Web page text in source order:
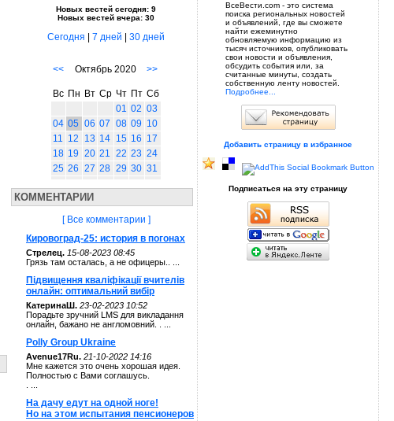
Новых вестей сегодня: 9
Новых вестей вчера: 30
Сегодня 7 дней 30 дней
<< Октябрь 2020 >>
Вс Пн Вт Ср Чт Пт Сб
01 02 03
04 05 06 07 08 09 10
11 12 13 14 15 16 17
18 19 20 21 22 23 24
25 26 27 28 29 30 31
КОММЕНТАРИИ
[ Все комментарии ]
Кировоград-25: история в погонах
Стрелец. 15-08-2023 08:45
Грязь там осталась, а не офицеры.. ...
Підвищення кваліфікації вчителів
онлайн: оптимальний вибір
КатеринаШ. 23-02-2023 10:52
Порадьте зручний LMS для викладання
онлайн, бажано не англомовний. . ...
Polly Group Ukraine
Avenue17Ru. 21-10-2022 14:16
Мне кажется это очень хорошая идея.
Полностью с Вами соглашусь.
На дачу едут на одной ноге!
Но на этом испытания пенсионеров
ВсеВести.com - это система
поиска региональных новостей
и объявлений, где вы сможете
найти ежеминутно
обновляемую информацию из
тысяч источников, опубликовать
свои новости и объявления,
обсудить события или, за
считанные минуты, создать
собственную ленту новостей.
Подробнее...
Добавить страницу в избранное
Подписаться на эту страницу